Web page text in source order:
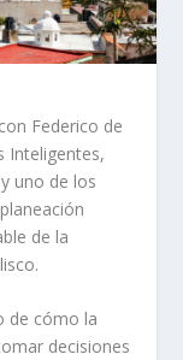
Federico de
Inteligentes,
uno de los
de la
de cómo la
decisiones